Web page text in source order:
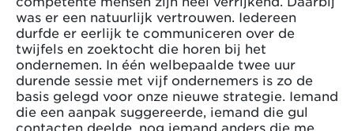
was er een natuurlijk vertrouwen. Iedereen
durfde er eerlijk te communiceren over de
twijfels en zoektocht die horen bij het
ondernemen. In één welbepaalde twee uur
durende sessie met vijf ondernemers is zo de
basis gelegd voor onze nieuwe strategie. Iemand
die een aanpak suggereerde, iemand die gul
contacten deelde, nog iemand anders die me